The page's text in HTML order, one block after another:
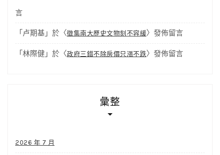
言
「 卢期基 」於〈徵集南大歷史文物刻不容緩〉發佈留言
「 林際健 」於〈政府三錯不除房價只漲不跌〉發佈留言
彙整
2026 年 7 月